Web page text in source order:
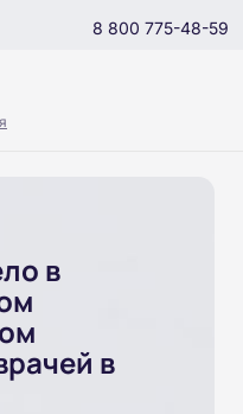
8 800 775-48-59
в
в